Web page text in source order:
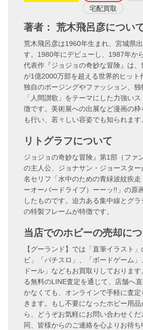
宅配買取
著者： 荒木飛呂彦につい
荒木飛呂彦は1960年生まれ、宮城県
す。1980年にデビューし、1987年か
代表作『ジョジョの奇妙な冒険』は
が1億2000万部を超える世界的ヒット
独自のポージングやファッション、独
「人間讃歌」をテーマにした力強い
徴です。美術展への出展など漫画の
も行い、若々しい容姿でも知られます
リトグラフについて
ジョジョの奇妙な冒険』第1部（ファ
の主人公、ジョナサン・ジョースター
名セリフ「水中のための青緑波紋疾
ーオーバードライブ）ーーッ!!」の原
したものです。迫力ある集中線とグ
の特製フレームが特徴です。
当店でのホビーの売却に
【グーランド】では「直筆イラスト
ビ」「パチスロ」、「ボードゲーム」
ドール」などもお買取りしておりま
る無料のLINE査定を通じて、店舗へ
かなくても、オンラインで手軽に査
きます。もし不要になったホビー用品
ら、どうぞお気軽にお問い合わせく
同、皆様からのご連絡を心よりお待ち